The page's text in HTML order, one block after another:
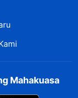
Mahakuasa